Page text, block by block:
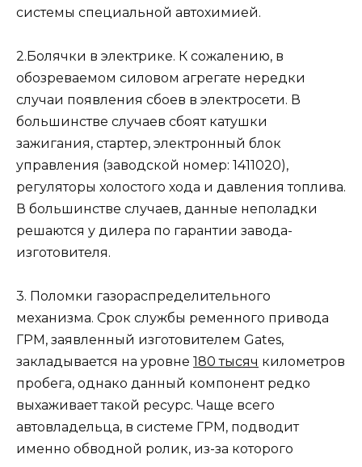
системы специальной автохимией.
2. Болячки в электрике. К сожалению, в
обозреваемом силовом агрегате нередки
случаи появления сбоев в электросети. В
большинстве случаев сбоят катушки
зажигания, стартер, электронный блок
управления (заводской номер: 1411020),
регуляторы холостого хода и давления топлива.
В большинстве случаев, данные неполадки
решаются у дилера по гарантии завода-
изготовителя.
3. Поломки газораспределительного
механизма. Срок службы ременного привода
ГРМ, заявленный изготовителем Gates,
закладывается на уровне 180 тысяч километров
пробега, однако данный компонент редко
выхаживает такой ресурс. Чаще всего
автовладельца, в системе ГРМ, подводит
именно обводной ролик, из-за которого